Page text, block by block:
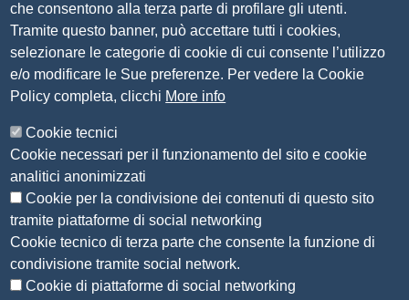
Organigramma
Piano anticorruzione 2019-2021
Selezione personale
Statuto
CSR Piemonte
AlpMed - le Camere di commercio dell'Euroregione
ADR Piemonte
Seguici su
che consentono alla terza parte di profilare gli utenti.
Tramite questo banner, può accettare tutti i cookies,
selezionare le categorie di cookie di cui consente l’utilizzo
e/o modificare le Sue preferenze. Per vedere la Cookie
Policy completa, clicchi More info
Cookie tecnici
Cookie necessari per il funzionamento del sito e cookie
analitici anonimizzati
Cookie per la condivisione dei contenuti di questo sito
tramite piattaforme di social networking
Cookie tecnico di terza parte che consente la funzione di
condivisione tramite social network.
Cookie di piattaforme di social networking